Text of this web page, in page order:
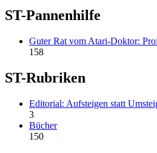
ST-Pannenhilfe
Guter Rat vom Atari-Doktor:
158
ST-Rubriken
Editorial: Aufsteigen statt
3
Bücher
150